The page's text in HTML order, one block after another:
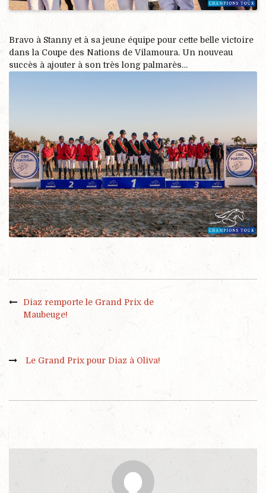
Bravo à Stanny et à sa jeune équipe pour cette belle victoire
dans la Coupe des Nations de Vilamoura. Un nouveau
succès à ajouter à son très long palmarès…
Diaz remporte le Grand Prix de
Maubeuge!
Le Grand Prix pour Diaz à Oliva!